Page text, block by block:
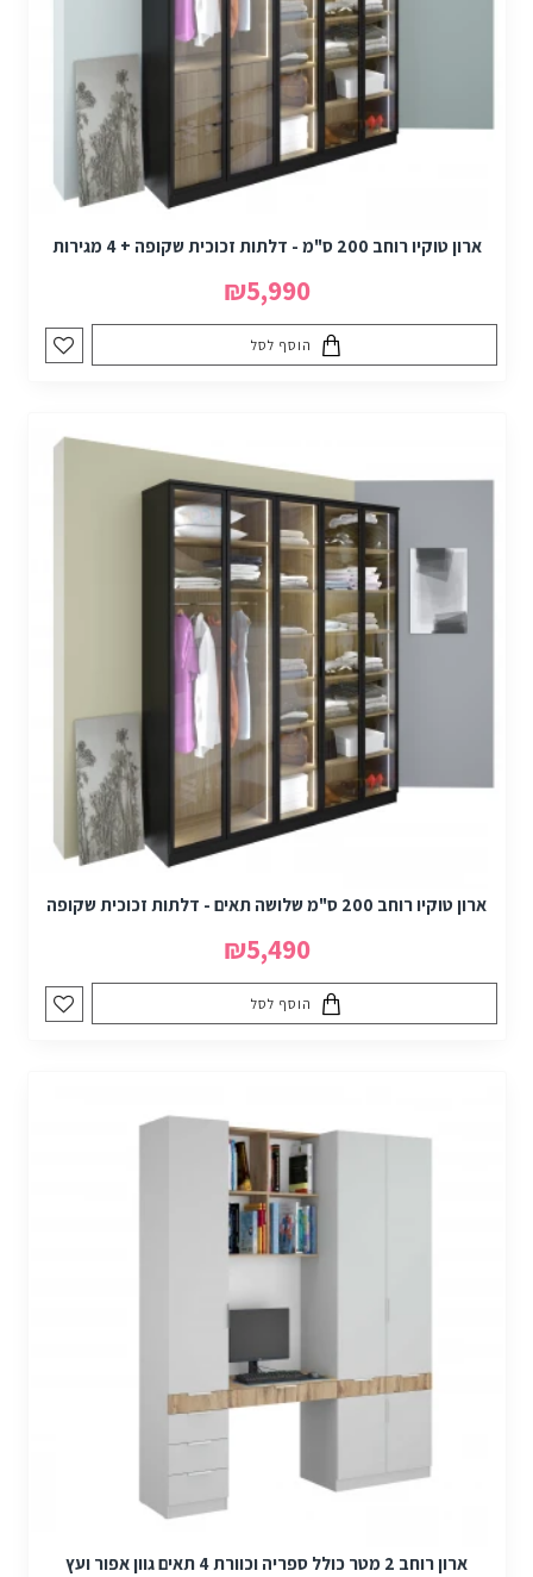
ארון טוקיו רוחב 200 ס"מ - דלתות זכוכית שקופה + 4 מגירות
₪5,990
הוסף לסל
ארון טוקיו רוחב 200 ס"מ שלושה תאים - דלתות זכוכית שקופה
₪5,490
הוסף לסל
ארון רוחב 2 מטר כולל ספריה וכוורת 4 תאים גוון אפור ועץ